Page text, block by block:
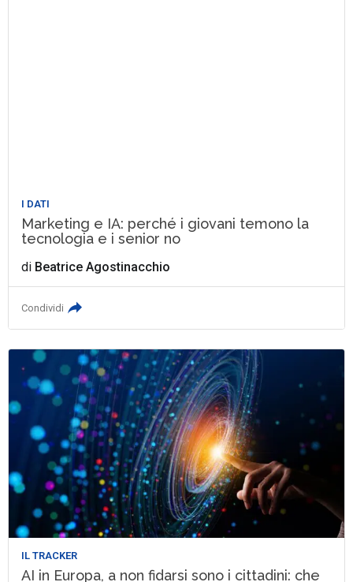
I DATI
Marketing e IA: perché i giovani temono la
tecnologia e i senior no
di Beatrice Agostinacchio
Condividi
IL TRACKER
AI in Europa, a non fidarsi sono i cittadini: che